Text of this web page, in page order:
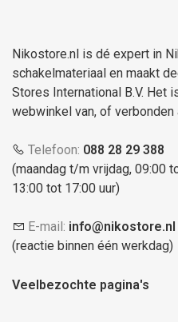
Nikostore.nl is dé expert in
schakelmateriaal en maakt
Stores International B.V. Het
webwinkel van, of verbonden
Telefoon: 088 28 29 388
(maandag t/m vrijdag, 09:00
13:00 tot 17:00 uur)
E-mail: info@nikostore.nl
(reactie binnen één werkdag)
Veelbezochte pagina's